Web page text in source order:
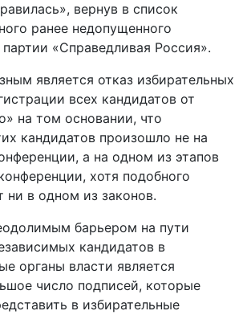
вернув в список
ранее недопущенного
партии «Справедливая Россия».
является отказ избирательных
всех кандидатов от
на том основании, что
кандидатов произошло не на
а на одном из этапов
хотя подобного
ни в одном из законов.
барьером на пути
кандидатов в
органы власти является
число подписей, которые
в избирательные